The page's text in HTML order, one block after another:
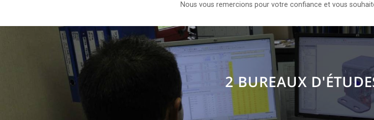
Nous vous remercions pour votre confiance et vous
2 BUREAUX